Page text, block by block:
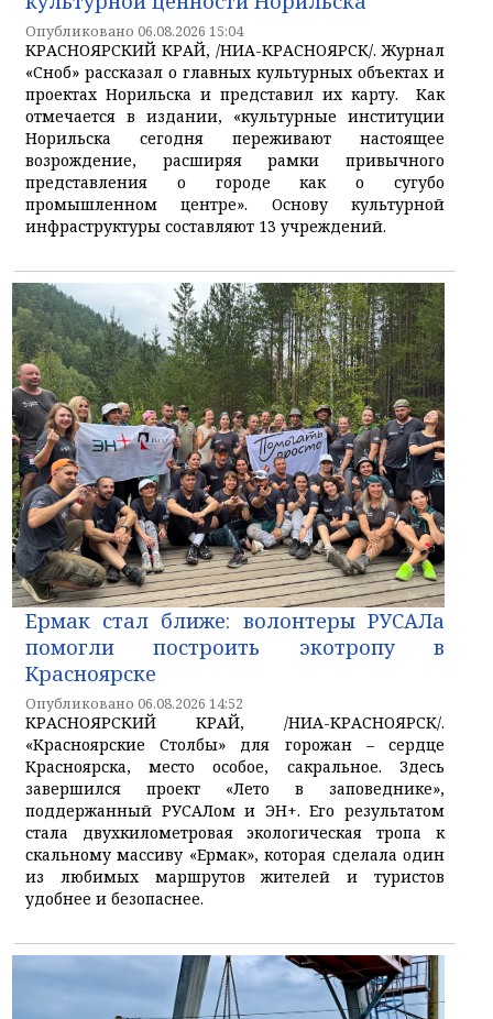
Опубликовано 06.08.2026 15:04
КРАСНОЯРСКИЙ КРАЙ, /НИА-КРАСНОЯРСК/. Журнал
«Сноб» рассказал о главных культурных объектах и
проектах Норильска и представил их карту. Как
отмечается в издании, «культурные институции
Норильска сегодня переживают настоящее
возрождение, расширяя рамки привычного
представления о городе как о сугубо
промышленном центре». Основу культурной
инфраструктуры составляют 13 учреждений.
Ермак стал ближе: волонтеры РУСАЛа
помогли построить экотропу в
Красноярске
Опубликовано 06.08.2026 14:52
КРАСНОЯРСКИЙ КРАЙ, /НИА-КРАСНОЯРСК/.
«Красноярские Столбы» для горожан – сердце
Красноярска, место особое, сакральное. Здесь
завершился проект «Лето в заповеднике»,
поддержанный РУСАЛом и ЭН+. Его результатом
стала двухкилометровая экологическая тропа к
скальному массиву «Ермак», которая сделала один
из любимых маршрутов жителей и туристов
удобнее и безопаснее.